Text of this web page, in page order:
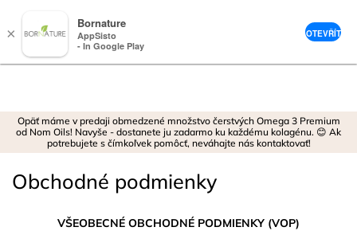
obsah
Opäť máme v predaji obmedzené množstvo čerstvých Omega 3 Premium
od Nom Oils! Navyše - dostanete ju zadarmo ku každému kolagénu. 😊 Ak
potrebujete s čímkoľvek pomôcť, neváhajte nás kontaktovať!
Obchodné podmienky
VŠEOBECNÉ OBCHODNÉ PODMIENKY (VOP)
×
Bornature
AppSisto
- In Google Play
OTEVŘÍT